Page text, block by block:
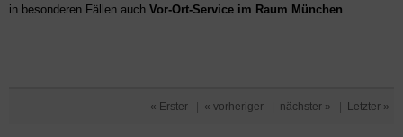
in besonderen Fällen auch Vor-Ort-Service im Raum München
« Erster « vorheriger nächster » Letzter »